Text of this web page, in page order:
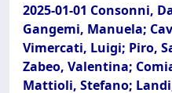
2025-01-01 Consonni,
Gangemi, Manuela;
Vimercati, Luigi; Piro,
Zabeo, Valentina;
Mattioli, Stefano;